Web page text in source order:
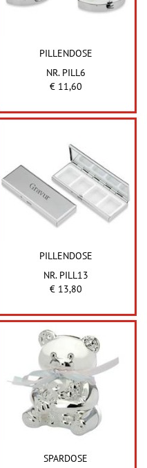
PILLENDOSE
NR. PILL6
€ 11,60
PILLENDOSE
NR. PILL13
€ 13,80
SPARDOSE